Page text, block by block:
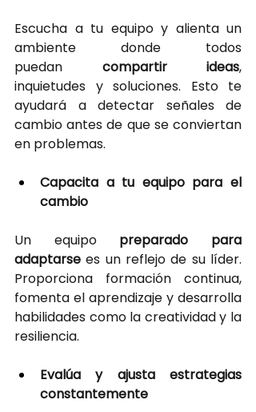
Escucha a tu equipo y alienta un
ambiente donde todos
puedan
compartir ideas,
inquietudes y soluciones. Esto te
ayudará a detectar señales de
cambio antes de que se conviertan
en problemas.
Capacita a tu equipo para el
cambio
Un equipo preparado para
adaptarse es un reflejo de su líder.
Proporciona formación continua,
fomenta el aprendizaje y desarrolla
habilidades como la creatividad y la
resiliencia.
Evalúa y ajusta estrategias
constantemente